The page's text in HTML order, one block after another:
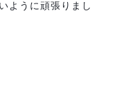
ように頑張りまし